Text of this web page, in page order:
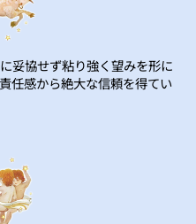
妥協せず粘り強く望みを形に
任感から絶大な信頼を得てい